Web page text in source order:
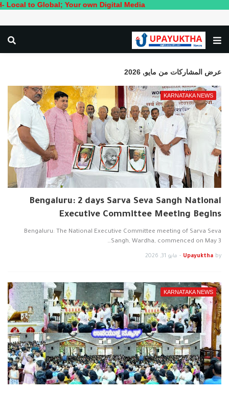
Your own Digital Media
عرض المشاركات من مايو, 2026
KARNATAKA NEWS
Bengaluru: 2 days Sarva Seva Sangh National
Executive Committee Meeting Begins
Bengaluru: The National Executive Committee meeting of Sarva Seva
Sangh, Wardha, commenced on May 3…
by
Upayuktha
- مايو 31, 2026
KARNATAKA NEWS